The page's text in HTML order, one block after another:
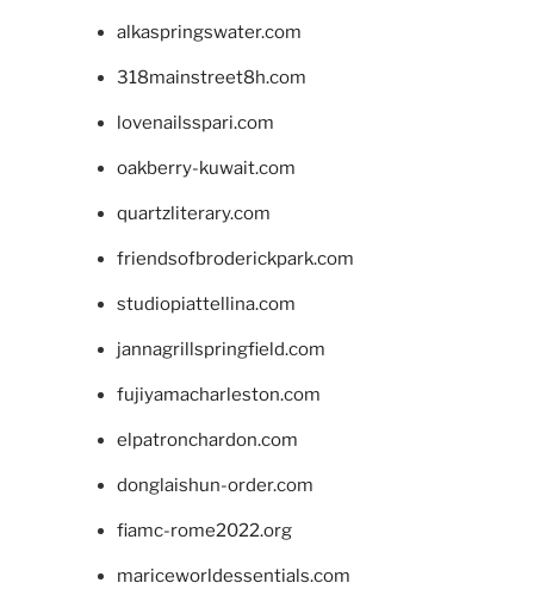
alkaspringswater.com
318mainstreet8h.com
lovenailsspari.com
oakberry-kuwait.com
quartzliterary.com
friendsofbroderickpark.com
studiopiattellina.com
jannagrillspringfield.com
fujiyamacharleston.com
elpatronchardon.com
donglaishun-order.com
fiamc-rome2022.org
mariceworldessentials.com